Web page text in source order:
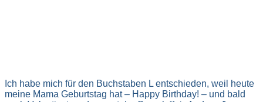
Ich habe mich für den Buchstaben L entschieden, weil heute
meine Mama Geburtstag hat – Happy Birthday! – und bald